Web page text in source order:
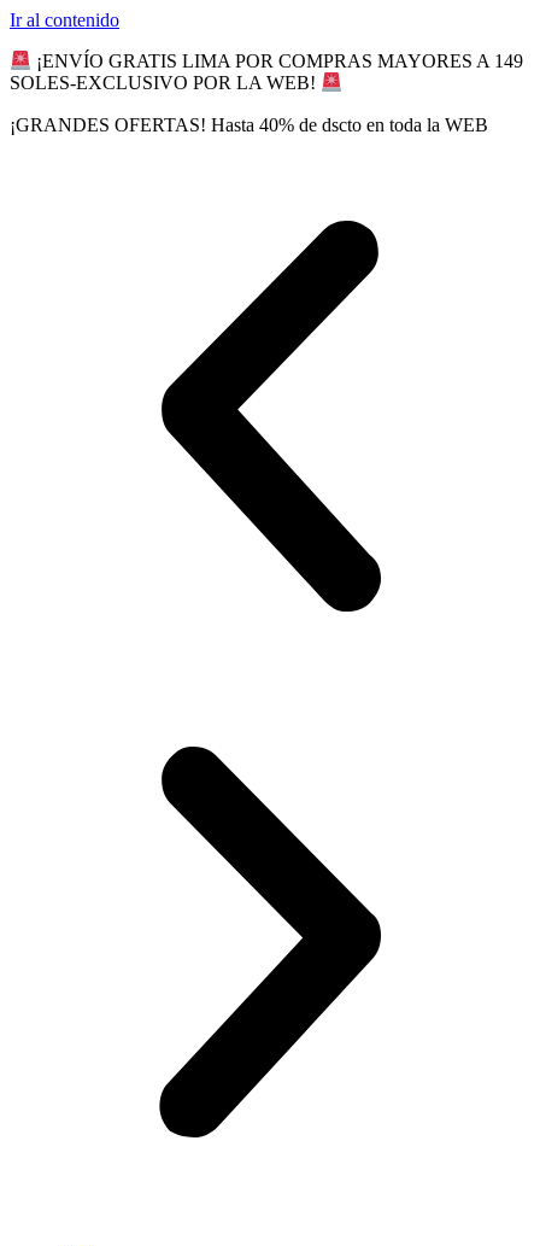
Ir al contenido
¡ENVÍO GRATIS LIMA POR COMPRAS MAYORES A 149
SOLES-EXCLUSIVO POR LA WEB!
¡GRANDES OFERTAS! Hasta 40% de dscto en toda la WEB